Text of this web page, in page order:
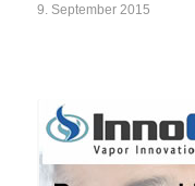
9. September 2015